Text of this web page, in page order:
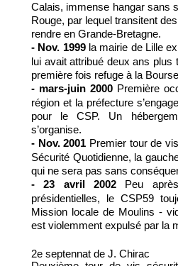
Calais, immense hangar sans
Rouge, par lequel transitent
rendre en Grande-Bretagne.
- Nov. 1999la mairie de Lille
lui avait attribué deux ans
première fois refuge à la
- mars-juin 2000 Première
région et la préfecture
pour le CSP. Un
s’organise.
- Nov. 2001 Premier tour de
Sécurité Quotidienne, la
qui ne sera pas sans
- 23 avril 2002Peu
présidentielles, le CSP59
Mission locale de Moulins -
est violemment expulsé par la
2e septennat de J. Chirac